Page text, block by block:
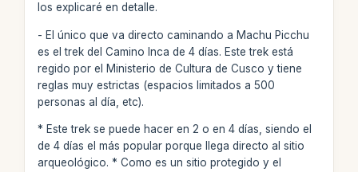
los explicaré en detalle.
- El único que va directo caminando a Machu Picchu
es el trek del Camino Inca de 4 días. Este trek está
regido por el Ministerio de Cultura de Cusco y tiene
reglas muy estrictas (espacios limitados a 500
personas al día, etc).
* Este trek se puede hacer en 2 o en 4 días, siendo el
de 4 días el más popular porque llega directo al sitio
arqueológico. * Como es un sitio protegido y el